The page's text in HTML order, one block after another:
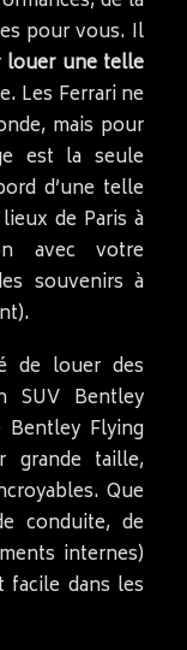
pour vous. Il
louer une telle
e. Les Ferrari ne
mais pour
est la seule
d’une telle
de Paris à
avec votre
souvenirs à
de louer des
SUV Bentley
Bentley Flying
grande taille,
Que
conduite, de
internes)
dans les